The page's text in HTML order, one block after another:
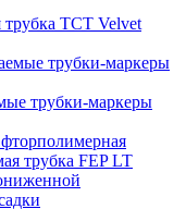
трубка TCT Velvet
трубки-маркеры